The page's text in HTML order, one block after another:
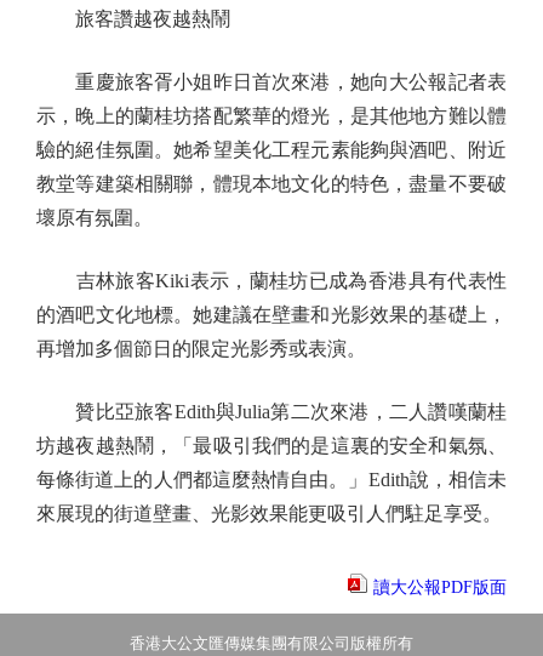
旅客讚越夜越熱鬧
重慶旅客胥小姐昨日首次來港，她向大公報記者表
示，晚上的蘭桂坊搭配繁華的燈光，是其他地方難以體
驗的絕佳氛圍。她希望美化工程元素能夠與酒吧、附近
教堂等建築相關聯，體現本地文化的特色，盡量不要破
壞原有氛圍。
吉林旅客Kiki表示，蘭桂坊已成為香港具有代表性
的酒吧文化地標。她建議在壁畫和光影效果的基礎上，
再增加多個節日的限定光影秀或表演。
贊比亞旅客Edith與Julia第二次來港，二人讚嘆蘭桂
坊越夜越熱鬧，「最吸引我們的是這裏的安全和氣氛、
每條街道上的人們都這麼熱情自由。」Edith說，相信未
來展現的街道壁畫、光影效果能更吸引人們駐足享受。
讀大公報PDF版面
香港大公文匯傳媒集團有限公司版權所有